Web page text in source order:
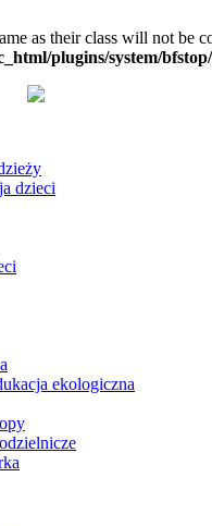
as their class will not be
plugins/system/
dzieci
ekologiczna